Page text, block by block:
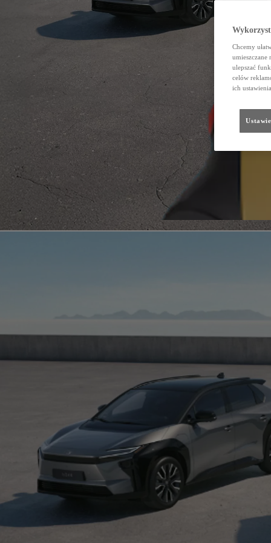
Chcemy
ulepszać
celów
ich